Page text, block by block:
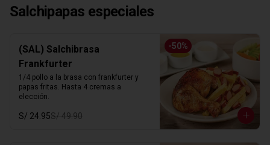
Salchipapas especiales
-50%
(SAL) Salchibrasa
Frankfurter
1/4 pollo a la brasa con frankfurter y
papas fritas. Hasta 4 cremas a
elección.
S/ 24.95S/ 49.90